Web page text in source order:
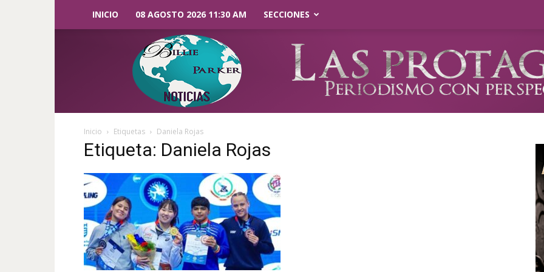
INICIO 08 AGOSTO 2026 11:30 AM SECCIONES
Parker
Noticias
Inicio Etiquetas Daniela Rojas
Etiqueta: Daniela Rojas